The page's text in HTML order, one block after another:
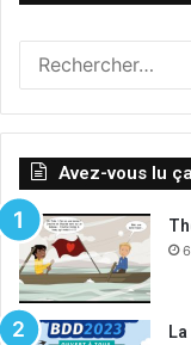
Avez-vous lu